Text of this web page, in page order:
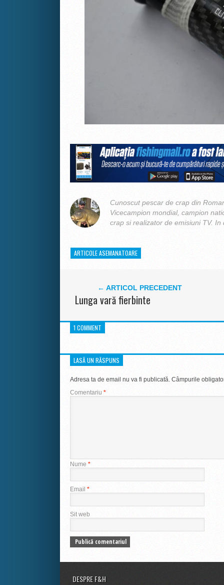
Cunoscut pescar de crap din
Vicecampion mondial, campion
crap si realizator de emisiuni TV. In
ARTICOLE ASEMANATOARE
← ARTICOL PRECEDENT
Lunga vară fierbinte
1 COMMENT
LASĂ UN RĂSPUNS
Adresa ta de email nu va fi publicată. Câmpurile
Comentariu *
Nume *
Email *
Sit web
DESPRE F&H